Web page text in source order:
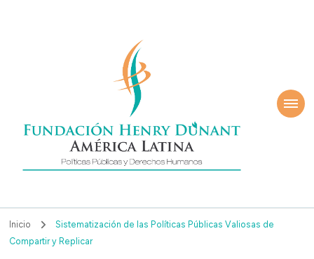
Henry
América Latina
Inicio
Sistematización de las Políticas Públicas Valiosas de
Compartir y Replicar